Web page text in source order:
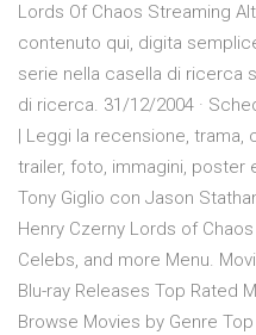
Lords Of Chaos Streaming
contenuto qui, digita
serie nella casella di ricerca
di ricerca. 31/12/2004 ·
| Leggi la recensione,
trailer, foto, immagini, poster
Tony Giglio con Jason
Henry Czerny Lords of
Celebs, and more Menu.
Blu-ray Releases Top Rated
Browse Movies by Genre